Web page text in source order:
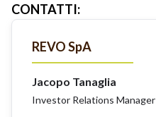
CONTATTI:
REVO SpA
Jacopo Tanaglia
Investor Relations Manager